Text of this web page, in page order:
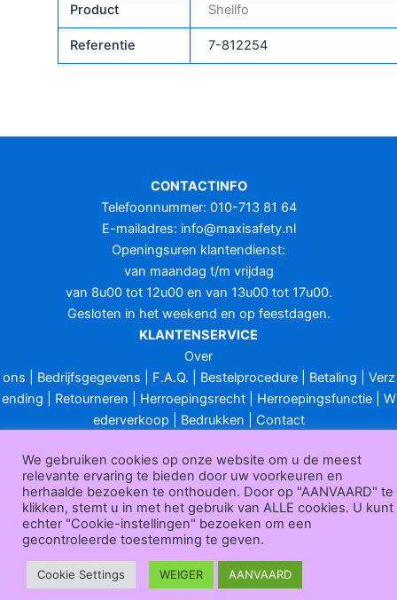
Product Shellfo
Referentie 7-812254
CONTACTINFO
Telefoonnummer: 010-713 81 64
E-mailadres: info@maxisafety.nl
Openingsuren klantendienst:
van maandag t/m vrijdag
van 8u00 tot 12u00 en van 13u00 tot 17u00.
Gesloten in het weekend en op feestdagen.
KLANTENSERVICE
Over
ons
Bedrijfsgegevens F.A.Q. Bestelprocedure| Betaling
Verz
ending
Retourneren Herroepingsrecht| Herroepingsfunctie| W
ederverkoop
Bedrukken
Contact
Maxisafety.nl © 2026
We gebruiken cookies op onze website om u de meest
relevante ervaring te bieden door uw voorkeuren en
herhaalde bezoeken te onthouden. Door op "AANVAARD" te
klikken, stemt u in met het gebruik van ALLE cookies. U kunt
echter "Cookie-instellingen" bezoeken om een
gecontroleerde toestemming te geven.
Cookie Settings WEIGER AANVAARD